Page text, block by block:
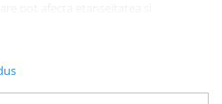
Prin protejarea filetului si a
contribuie la reducerea uzurii